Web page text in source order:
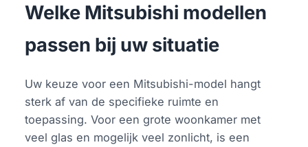
Welke Mitsubishi modellen
passen bij uw situatie
Uw keuze voor een Mitsubishi-model hangt
sterk af van de specifieke ruimte en
toepassing. Voor een grote woonkamer met
veel glas en mogelijk veel zonlicht, is een